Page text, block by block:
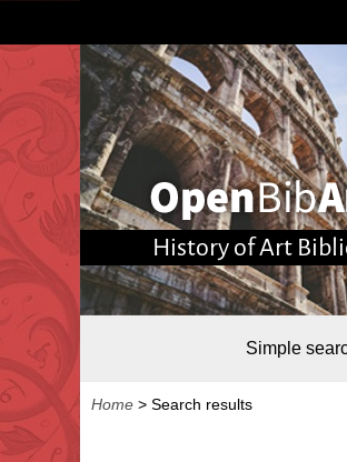
History of Art
Simple
Home > Search results